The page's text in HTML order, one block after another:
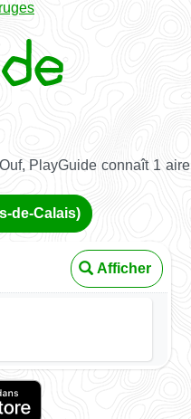
PlayGuide connaît 1 aire
de-Calais)
Afficher